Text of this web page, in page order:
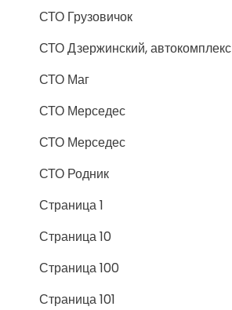
СТО Грузовичок
СТО Дзержинский, автокомплекс
СТО Маг
СТО Мерседес
СТО Мерседес
СТО Родник
Страница 1
Страница 10
Страница 100
Страница 101